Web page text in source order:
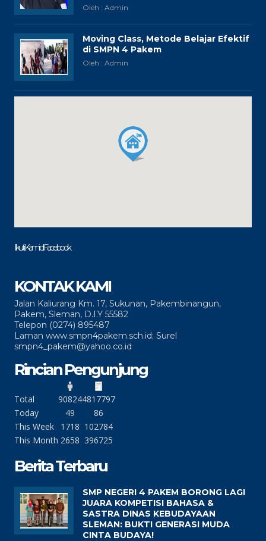
Oleh : Admin
Moving Class, Metode Belajar Efektif
di SMPN 4 Pakem
Oleh : Admin
Ikuti Kami di Facebook
KONTAK KAMI
Jalan Kaliurang Km. 17, Sukunan, Pakembinangun,
Pakem, Sleman, D.I.Y 55582
Telepon (0274) 895487
Laman www.smpn4pakem.sch.id; Surel
smpn4_pakem@yahoo.co.id
Rincian Pengunjung
Total 908244817797
Today
49
86
This Week
1718 102784
This Month 2658 396725
Berita Terbaru
SMP NEGERI 4 PAKEM BORONG LAGI
JUARA KOMPETISI BAHASA &
SASTRA DINAS KEBUDAYAAN
SLEMAN: BUKTI GENERASI MUDA
CINTA BUDAYA!